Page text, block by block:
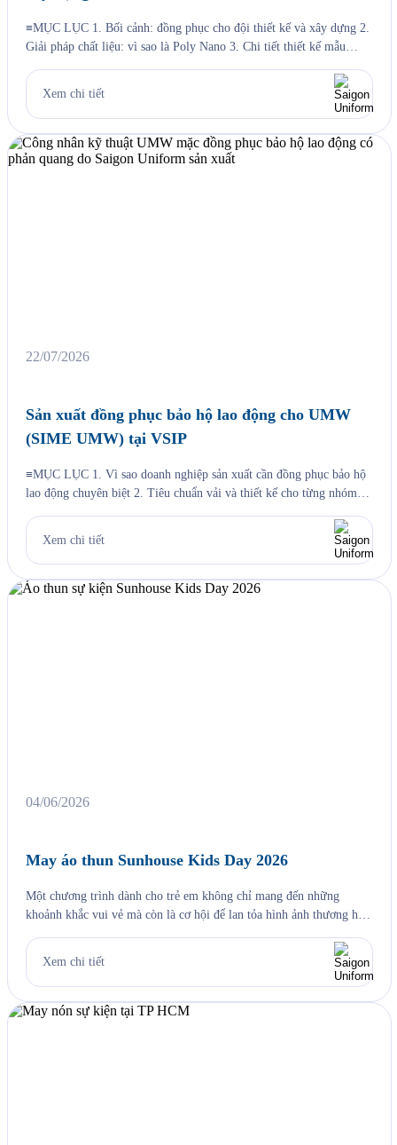
≡MỤC LỤC 1. Bối cảnh: đồng phục cho đội thiết kế và xây dựng 2.
Giải pháp chất liệu: vì sao là Poly Nano 3. Chi tiết thiết kế mẫu
thực hiện cho Jama 6. Câu hỏi thường gặp 6.1. Vải […]
Xem chi tiết
22/07/2026
Sản xuất đồng phục bảo hộ lao động cho UMW
(SIME UMW) tại VSIP
≡MỤC LỤC 1. Vì sao doanh nghiệp sản xuất cần đồng phục bảo hộ
lao động chuyên biệt 2. Tiêu chuẩn vải và thiết kế cho từng nhóm
tại VSIP 4. Quy trình đặt đồng phục bảo hộ lao động […]
Xem chi tiết
04/06/2026
May áo thun Sunhouse Kids Day 2026
Một chương trình dành cho trẻ em không chỉ mang đến những
khoảnh khắc vui vẻ mà còn là cơ hội để lan tỏa hình ảnh thương hiệu
kiện SUNHOUSE KIDS DAY 2026, Saigon Uniform tự hào mang
Xem chi tiết